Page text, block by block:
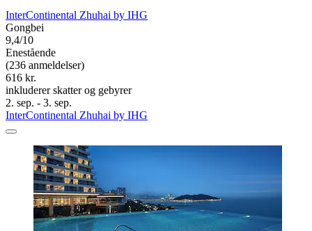
InterContinental Zhuhai by IHG
Gongbei
9,4/10
Enestående
(236 anmeldelser)
616 kr.
inkluderer skatter og gebyrer
2. sep. - 3. sep.
InterContinental Zhuhai by IHG